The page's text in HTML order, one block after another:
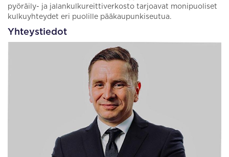
pyöräily- ja jalankulkureittiverkosto tarjoavat monipuoliset
kulkuyhteydet eri puolille pääkaupunkiseutua.
Yhteystiedot